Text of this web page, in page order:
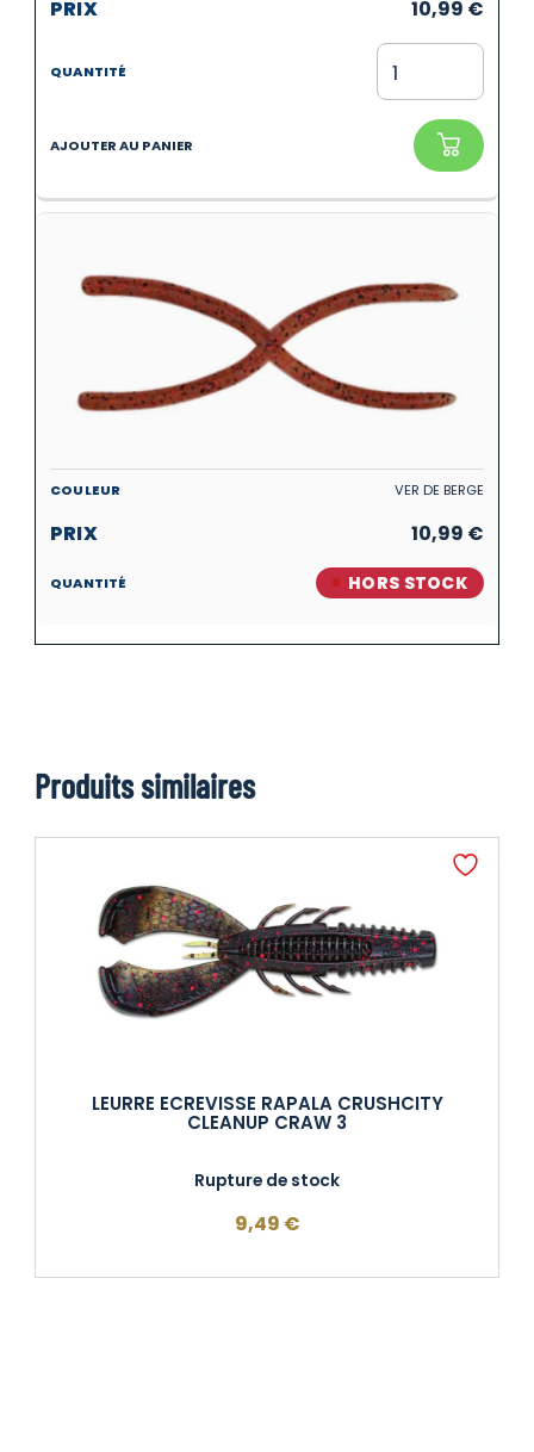
10,99 €
VER DE BERGE
10,99 €
HORS STOCK
Produits similaires
LEURRE ECREVISSE RAPALA CRUSHCITY
CLEANUP CRAW 3
Rupture de stock
9,49 €